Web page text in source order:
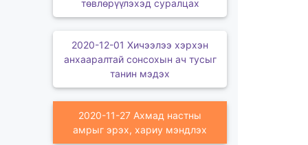
төвлөрүүлэхэд суралцах
2020-12-01 Хичээлээ хэрхэн
анхааралтай сонсохын ач тусыг
танин мэдэх
2020-11-27 Ахмад настны
амрыг эрэх, хариу мэндлэх